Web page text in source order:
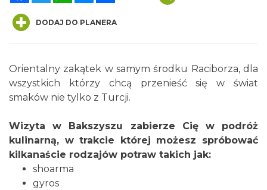
DODAJ DO PLANERA
Orientalny zakątek w samym środku Raciborza, dla
wszystkich którzy chcą przenieść się w świat
smaków nie tylko z Turcji.
Wizyta w Bakszyszu zabierze Cię w podróż
kulinarną, w trakcie której możesz spróbować
kilkanaście rodzajów potraw takich jak:
shoarma
gyros